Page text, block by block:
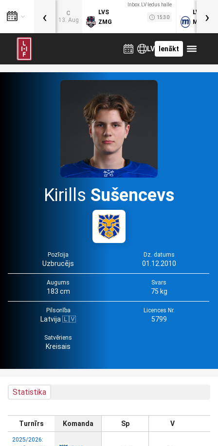
C
13. Aug
Inbox.LV ledus halle
LVS
ZMG
15:30
LVB
MOG
‹ ›
LV Ienākt
Kirills Sušencevs
Pozīcija
Uzbrucējs
Dz. datums
01.12.2010
Augums
183 cm
Svars
75 kg
Pilsonība
Latvija 🇱🇻
Licences Nr.
5799
Satvēriens
Kreisais
Statistika
Turnīrs Komanda Sp V
2025/2026: